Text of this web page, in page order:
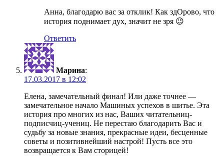
Анна, благодарю вас за отклик! Как здОрово, что
история поднимает дух, значит не зря 😉
Ответить
Марина:
17.03.2017 в 12:02
Елена, замечательный финал! Или даже точнее —
замечательное начало Машиных успехов в шитье. Эта
история про многих из нас, Ваших читательниц-
подписчиц-учениц. Не перестаю благодарить Вас и
судьбу за новые знания, прекрасные идеи, бесценные
советы и позитивнейший настрой! Пусть все это
возвращается к Вам сторицей!